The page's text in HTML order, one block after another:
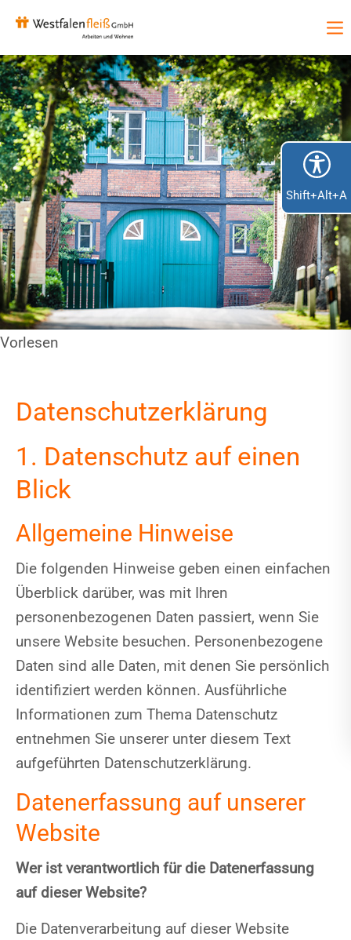
Vorlesen
Datenschutzerklärung
1. Datenschutz auf einen
Blick
Allgemeine Hinweise
Die folgenden Hinweise geben einen einfachen
Überblick darüber, was mit Ihren
personenbezogenen Daten passiert, wenn Sie
unsere Website besuchen. Personenbezogene
Daten sind alle Daten, mit denen Sie persönlich
identifiziert werden können. Ausführliche
Informationen zum Thema Datenschutz
entnehmen Sie unserer unter diesem Text
aufgeführten Datenschutzerklärung.
Datenerfassung auf unserer
Website
Wer ist verantwortlich für die Datenerfassung
auf dieser Website?
Die Datenverarbeitung auf dieser Website
Shift+Alt+A